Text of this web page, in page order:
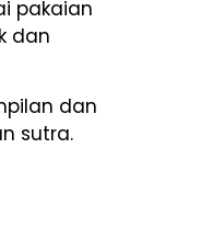
pakaian
dan
dan
sutra.